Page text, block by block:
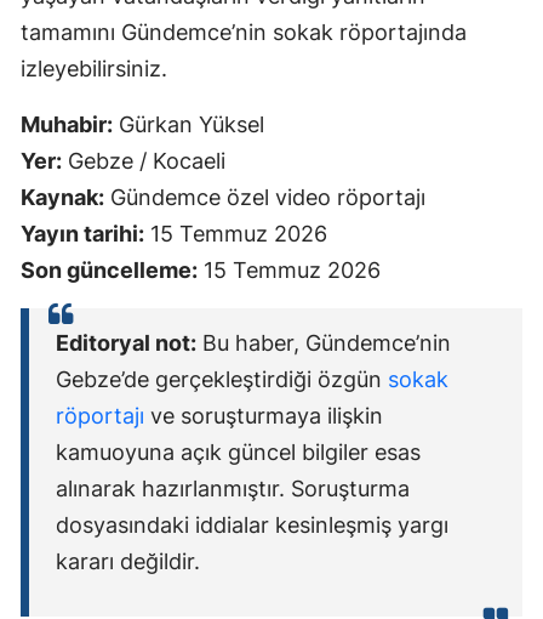
tamamını Gündemce’nin sokak röportajında
izleyebilirsiniz.
Muhabir: Gürkan Yüksel
Yer: Gebze / Kocaeli
Kaynak: Gündemce özel video röportajı
Yayın tarihi: 15 Temmuz 2026
Son güncelleme: 15 Temmuz 2026
Editoryal not: Bu haber, Gündemce’nin
Gebze’de gerçekleştirdiği özgün sokak
röportajı ve soruşturmaya ilişkin
kamuoyuna açık güncel bilgiler esas
alınarak hazırlanmıştır. Soruşturma
dosyasındaki iddialar kesinleşmiş yargı
kararı değildir.